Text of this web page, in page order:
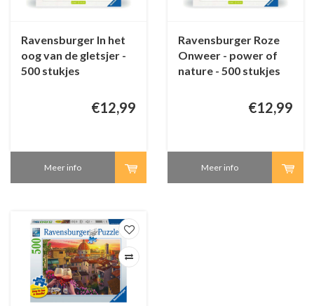
Ravensburger In het
oog van de gletsjer -
500 stukjes
€12,99
Meer info
Ravensburger Roze
Onweer - power of
nature - 500 stukjes
€12,99
Meer info